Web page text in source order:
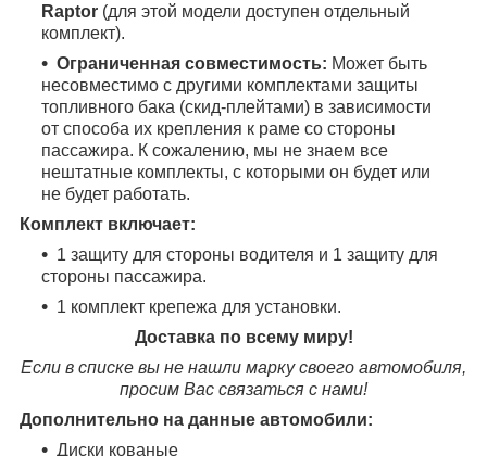
Raptor (для этой модели доступен отдельный
комплект).
Ограниченная совместимость: Может быть
несовместимо с другими комплектами защиты
топливного бака (скид-плейтами) в зависимости
от способа их крепления к раме со стороны
пассажира. К сожалению, мы не знаем все
нештатные комплекты, с которыми он будет или
не будет работать.
Комплект включает:
1 защиту для стороны водителя и 1 защиту для
стороны пассажира.
1 комплект крепежа для установки.
Доставка по всему миру!
Если в списке вы не нашли марку своего автомобиля,
просим Вас связаться с нами!
Дополнительно на данные автомобили:
Диски кованые